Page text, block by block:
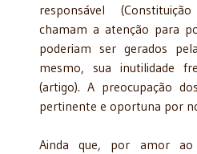
responsável
chamam a atenção para
poderiam ser gerados
mesmo, sua inutilidade
(artigo). A preocupação
pertinente e oportuna por
Ainda que, por amor ao